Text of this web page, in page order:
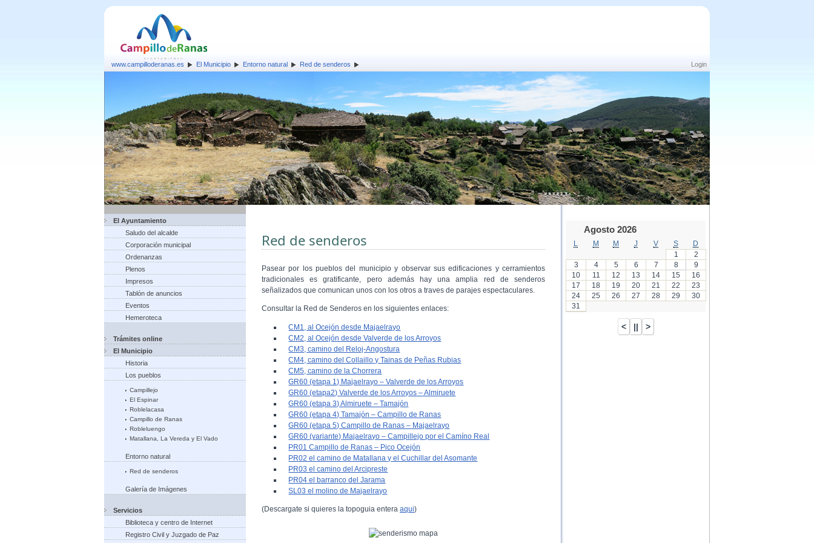
Login
www.campilloderanas.es El Municipio Entorno natural Red de senderos
El Ayuntamiento
Saludo del alcalde
Corporación municipal
Ordenanzas
Plenos
Impresos
Tablón de anuncios
Eventos
Hemeroteca
Trámites online
El Municipio
Historia
Los pueblos
Campillejo
El Espinar
Roblelacasa
Campillo de Ranas
Robleluengo
Matallana, La Vereda y El Vado
Entorno natural
Red de senderos
Galería de Imágenes
Servicios
Biblioteca y centro de Internet
Registro Civil y Juzgado de Paz
Red de senderos
Pasear por los pueblos del municipio y observar sus edificaciones y cerramientos
tradicionales es gratificante, pero además hay una amplia red de senderos
señalizados que comunican unos con los otros a traves de parajes espectaculares.
Consultar la Red de Senderos en los siguientes enlaces:
CM1, al Ocejón desde Majaelrayo
CM2, al Ocejón desde Valverde de los Arroyos
CM3, camino del Reloj-Angostura
CM4, camino del Collaillo y Tainas de Peñas Rubias
CM5, camino de la Chorrera
GR60 (etapa 1) Majaelrayo – Valverde de los Arroyos
GR60 (etapa2) Valverde de los Arroyos – Almiruete
GR60 (etapa 3) Almiruete – Tamajón
GR60 (etapa 4) Tamajón – Campillo de Ranas
GR60 (etapa 5) Campillo de Ranas – Majaelrayo
GR60 (variante) Majaelrayo – Campillejo por el Camíno Real
PR01 Campillo de Ranas – Pico Ocejón
PR02 el camino de Matallana y el Cuchillar del Asomante
PR03 el camino del Arcipreste
PR04 el barranco del Jarama
SL03 el molino de Majaelrayo
(Descargate si quieres la topoguia entera aqui)
Agosto 2026
M M J V S
D
1
2
3
4 5 6 7 8
9
10
11 12 13 14 15
16
17
18 19 20 21 22
23
24
25 26 27 28 29
30
31